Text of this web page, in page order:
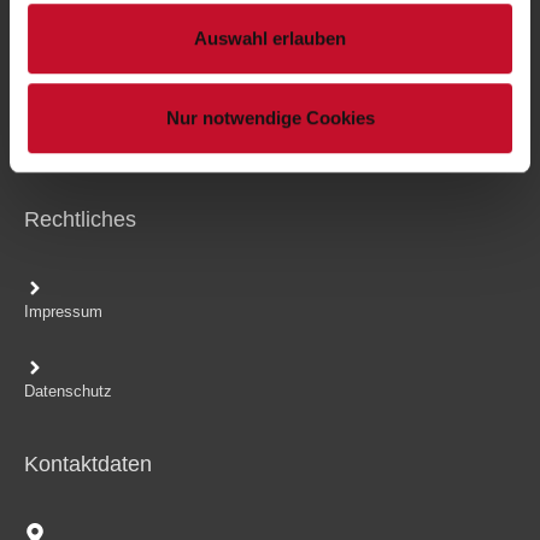
Auswahl erlauben
Nur notwendige Cookies
Teamviewer
Green-Software
Rechtliches
Impressum
Datenschutz
Kontaktdaten